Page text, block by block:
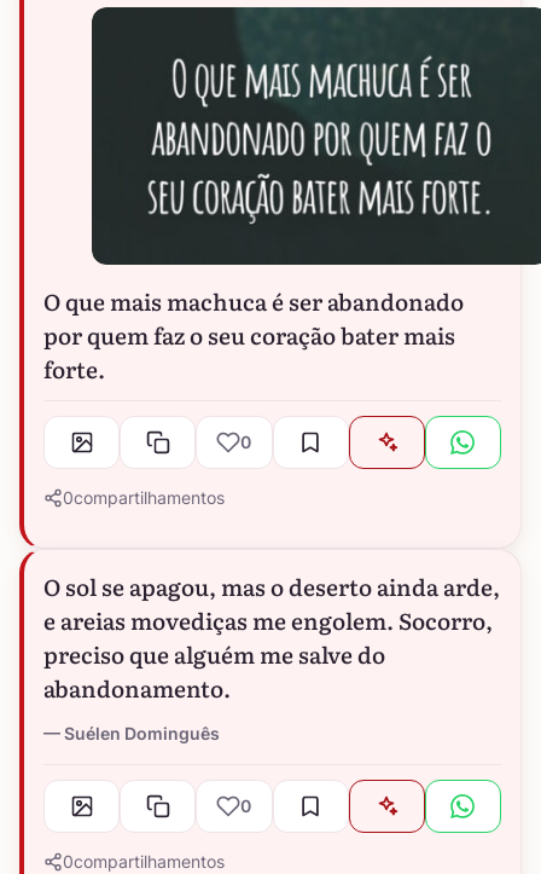
O que mais machuca é ser abandonado
por quem faz o seu coração bater mais
forte.
0
0compartilhamentos
O sol se apagou, mas o deserto ainda arde,
e areias movediças me engolem. Socorro,
preciso que alguém me salve do
abandonamento.
Suélen Dominguês
0
0compartilhamentos